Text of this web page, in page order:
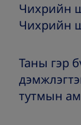
Чихрийн
Чихрийн
Таны гэр
тутмын